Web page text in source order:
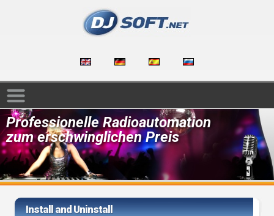
Professionelle Radioautomation
zum erschwinglichen Preis
Install and Uninstall